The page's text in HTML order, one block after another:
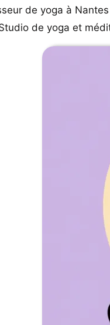
de yoga à
de yoga et